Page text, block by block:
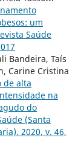
um
Saúde
Bandeira, Taís
Carine Cristina
de alta
na
do
(Santa
2020, v. 46,